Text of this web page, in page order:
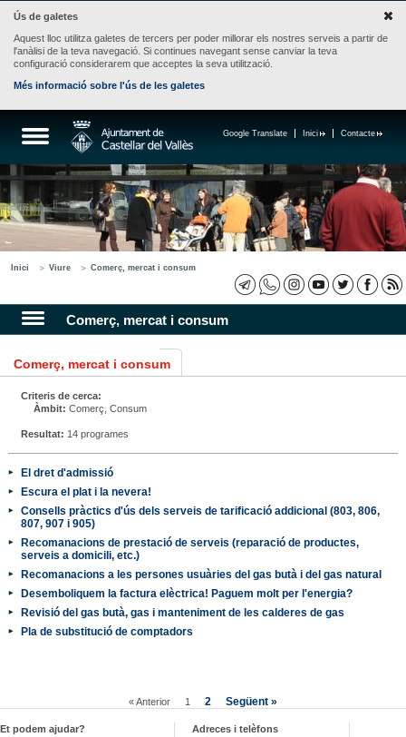
Ús de galetes
Aquest lloc utilitza galetes de tercers per poder millorar els nostres serveis a partir de
l'anàlisi de la teva navegació. Si continues navegant sense canviar la teva
configuració considerarem que acceptes la seva utilització.
Més informació sobre l'ús de les galetes
Contacte
Inici
Google Translate
Inici Viure Comerç, mercat i consum
Comerç, mercat i consum
Comerç, mercat i consum
Criteris de cerca:
Àmbit: Comerç, Consum
Resultat: 14 programes
El dret d'admissió
Escura el plat i la nevera!
Consells pràctics d'ús dels serveis de tarificació addicional (803, 806,
807, 907 i 905)
Recomanacions de prestació de serveis (reparació de productes,
serveis a domicili, etc.)
Recomanacions a les persones usuàries del gas butà i del gas natural
Desemboliquem la factura elèctrica! Paguem molt per l'energia?
Revisió del gas butà, gas i manteniment de les calderes de gas
Pla de substitució de comptadors
« Anterior 1 2 Següent »
Et podem ajudar?
Adreces i telèfons